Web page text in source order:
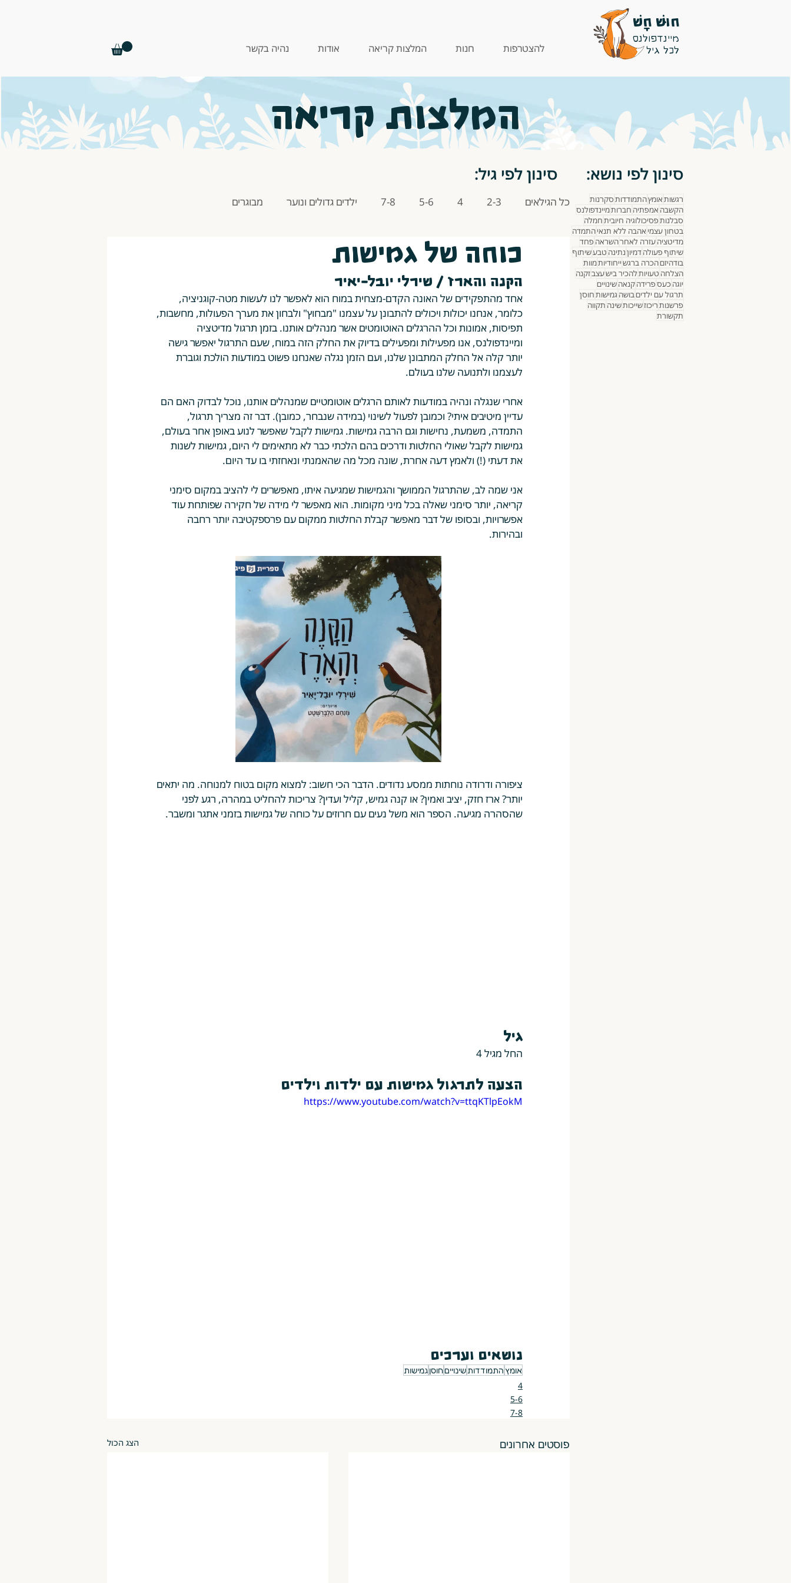
להצטרפות חנות המלצות קריאה אודות נהיה בקשר
חוּשׁ חָשׁ
מיינדפולנס
לכל גיל
המלצות קריאה
כל הגילאים 2-3
4
5-6
7-8 ילדים גדולים ונוער מבוגרים
כוחה של גמישות
הקנה והארז / שירלי יובל-יאיר
אחד מהתפקידים של האונה הקדם-מצחית במוח הוא לאפשר לנו לעשות מטה-קוגניציה,
כלומר, אנחנו יכולות ויכולים להתבונן על עצמנו "מבחוץ" ולבחון את מערך הפעולות, מחשבות,
תפיסות, אמונות וכל ההרגלים האוטומטים אשר מנהלים אותנו. בזמן תרגול מדיטציה
ומיינדפולנס, אנו מפעילות ומפעילים בדיוק את החלק הזה במוח, שעם התרגול יאפשר גישה
יותר קלה אל החלק המתבונן שלנו, ועם הזמן נגלה שאנחנו פשוט במודעות הולכת וגוברת
לעצמנו ולתנועה שלנו בעולם.
אחרי שנגלה ונהיה במודעות לאותם הרגלים אוטומטיים שמנהלים אותנו, נוכל לבדוק האם הם
עדיין מיטיבים איתי? וכמובן לפעול לשינוי (במידה שנבחר, כמובן). דבר זה מצריך תרגול,
התמדה, משמעת, נחישות וגם הרבה גמישות. גמישות לקבל שאפשר לנוע באופן אחר בעולם,
גמישות לקבל שאולי החלטות ודרכים בהם הלכתי כבר לא מתאימים לי היום, גמישות לשנות
את דעתי (!) ולאמץ דעה אחרת, שונה מכל מה שהאמנתי ונאחזתי בו עד היום.
אני שמה לב, שהתרגול הממושך והגמישות שמגיעה איתו, מאפשרים לי להציב במקום סימני
קריאה, יותר סימני שאלה בכל מיני מקומות. הוא מאפשר לי מידה של חקירה שפותחת עוד
אפשרויות, ובסופו של דבר מאפשר קבלת החלטות ממקום עם פרספקטיבה יותר רחבה
ובהירות.
ציפורה ודרודה נוחתות ממסע נדודים. הדבר הכי חשוב: למצוא מקום בטוח למנוחה. מה יתאים
יותר? ארז חזק, יציב ואמין? או קנה גמיש, קליל ועדין? צריכות להחליט במהרה, רגע לפני
שהסהרה מגיעה. הספר הוא משל נעים עם חרוזים על כוחה של גמישות בזמני אתגר ומשבר.
גיל
החל מגיל 4
הצעה לתרגול גמישות עם ילדות וילדים
https://www.youtube.com/watch?v=ttqKTlpEokM
נושאים וערכים
אומץ התמודדותשינוייםחוסןגמישות
4
5-6
7-8
פוסטים אחרונים הצג הכול
סינון לפי גיל: סינון לפי נושא:
רגשותאומץהתמודדותסקרנות
הקשבה אמפתיה חברותמיינדפולנס
סבלנותפסיכולוגיה חיוביתחמלה
בטחון עצמי אהבה ללא תנאיהתמדה
מדיטציהעזרה לאחרהשראהפחד
שיתוף פעולהדמיוןנתינה טבעשיתוף
בודהיזםהכרה ברגשייחודיותמוות
הצלחה טעויותלהכיר בישעצבזקנה
יוגהכעספרידהקנאהשינויים
תרגול עם ילדיםבושה גמישותחוסן
פרשנותריכוזשייכותשינה תקווה
תקשורת